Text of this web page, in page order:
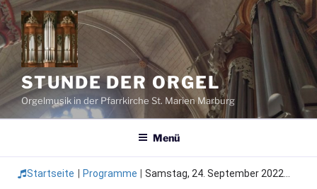
Zum
Inhalt
springen
STUNDE DER ORGEL
Orgelmusik in der Pfarrkirche St. Marien Marburg
Menü
Startseite Programme Samstag, 24. September 2022...